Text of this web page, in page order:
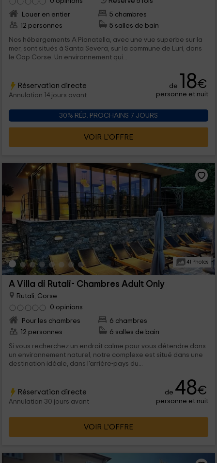
Louer en entier
5 chambres
12 personnes
5 salles de bain
Nos hébergements A Pianatella, avec une vue superbe sur la
mer, sont situés à Santa Severa, sur la commune de Luri, dans
le Cap Corse. Un environnement qui...
Réservation directe
Annulation 14 jours avant
de 18€
personne et nuit
30% RÉD. PROCHAINS 7 JOURS
VOIR L’OFFRE
41 Photos
A Villa di Rutali- Chambres Adult Only
Rutali, Corse
0 opinions
Pour les chambres
6 chambres
12 personnes
6 salles de bain
Si vous recherchez un endroit calme pour vous détendre dans
un environnement naturel, notre complexe est situé dans une
destination idéale, dans l'arrière-pays du...
Réservation directe
Annulation 30 jours avant
de 48€
personne et nuit
VOIR L’OFFRE